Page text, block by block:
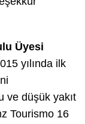
Üyesi
yılında ilk
ve düşük yakıt
Tourismo 16